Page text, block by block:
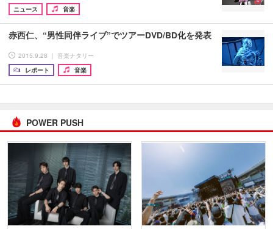
ニュース
音楽
赤西仁、“男性同伴ライブ”でツアーDVD/BD化を発表
2015.9.28 ｜ 音楽ナタリー
レポート
音楽
POWER PUSH